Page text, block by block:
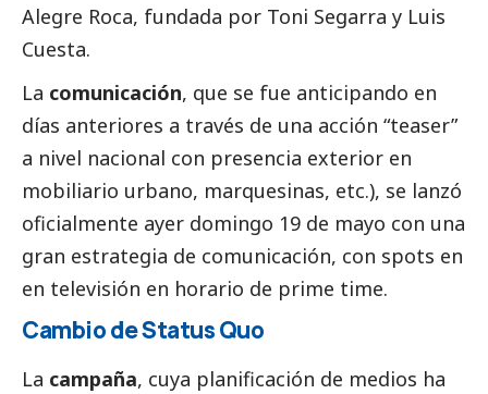
Alegre Roca, fundada por Toni Segarra y Luis
Cuesta.
La comunicación, que se fue anticipando en
días anteriores a través de una acción “teaser”
a nivel nacional con presencia exterior en
mobiliario urbano, marquesinas, etc.), se lanzó
oficialmente ayer domingo 19 de mayo con una
gran estrategia de comunicación, con spots en
en televisión en horario de prime time.
Cambio de Status Quo
La campaña, cuya planificación de medios ha